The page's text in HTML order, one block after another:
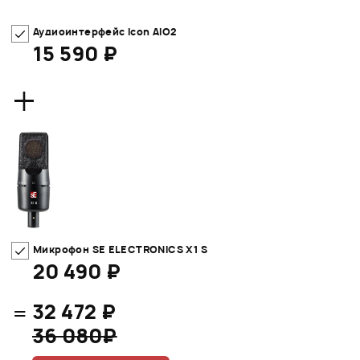
Аудиоинтерфейс Icon AIO2
15 590 ₽
+
Микрофон SE ELECTRONICS X1 S
20 490 ₽
= 32 472 ₽
36 080₽